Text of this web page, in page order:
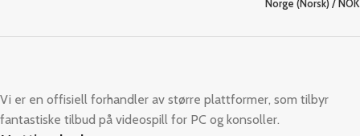
Norge (Norsk) / NOK
Vi er en offisiell forhandler av større plattformer, som tilbyr
fantastiske tilbud på videospill for PC og konsoller.